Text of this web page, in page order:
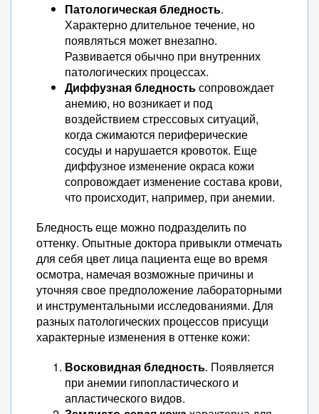
Патологическая бледность.
Характерно длительное течение, но
появляться может внезапно.
Развивается обычно при внутренних
патологических процессах.
Диффузная бледностьсопровождает
анемию, но возникает и под
воздействием стрессовых ситуаций,
когда сжимаются периферические
сосуды и нарушается кровоток. Еще
диффузное изменение окраса кожи
сопровождает изменение состава крови,
что происходит, например, при анемии.
Бледность еще можно подразделить по
оттенку. Опытные доктора привыкли отмечать
для себя цвет лица пациента еще во время
осмотра, намечая возможные причины и
уточняя свое предположение лабораторными
и инструментальными исследованиями. Для
разных патологических процессов присущи
характерные изменения в оттенке кожи:
Восковидная бледность. Появляется
при анемии гипопластического и
апластического видов.